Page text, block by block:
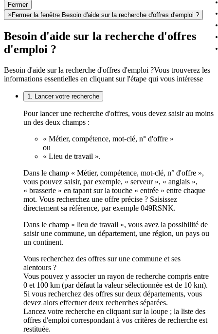
Fermer
× Fermer la fenêtre Besoin d'aide sur la recherche d'offres d'emploi ?
Besoin d'aide sur la recherche d'offres
d'emploi ?
Besoin d'aide sur la recherche d'offres d'emploi ?Vous trouverez les
informations essentielles en cliquant sur l'étape qui vous intéresse
1. Lancer votre recherche
Pour lancer une recherche d'offres, vous devez saisir au moins
un des deux champs :
« Métier, compétence, mot-clé, n° d'offre »
ou
« Lieu de travail ».
Dans le champ « Métier, compétence, mot-clé, n° d'offre »,
vous pouvez saisir, par exemple, « serveur », « anglais »,
« brasserie » en tapant sur la touche « entrée » entre chaque
mot. Vous recherchez une offre précise ? Saisissez
directement sa référence, par exemple 049RSNK.
Dans le champ « lieu de travail », vous avez la possibilité de
saisir une commune, un département, une région, un pays ou
un continent.
Vous recherchez des offres sur une commune et ses
alentours ?
Vous pouvez y associer un rayon de recherche compris entre
0 et 100 km (par défaut la valeur sélectionnée est de 10 km).
Si vous recherchez des offres sur deux départements, vous
devez alors effectuer deux recherches séparées.
Lancez votre recherche en cliquant sur la loupe ; la liste des
offres d'emploi correspondant à vos critères de recherche est
restituée.